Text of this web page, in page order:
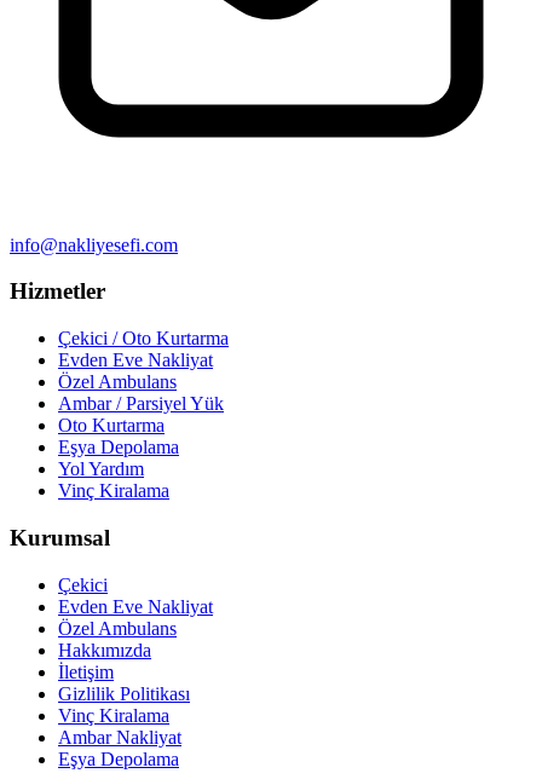
info@nakliyesefi.com
Hizmetler
Çekici / Oto Kurtarma
Evden Eve Nakliyat
Özel Ambulans
Ambar / Parsiyel Yük
Oto Kurtarma
Eşya Depolama
Yol Yardım
Vinç Kiralama
Kurumsal
Çekici
Evden Eve Nakliyat
Özel Ambulans
Hakkımızda
İletişim
Gizlilik Politikası
Vinç Kiralama
Ambar Nakliyat
Eşya Depolama